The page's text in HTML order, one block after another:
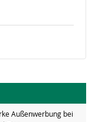
Außenwerbung bei